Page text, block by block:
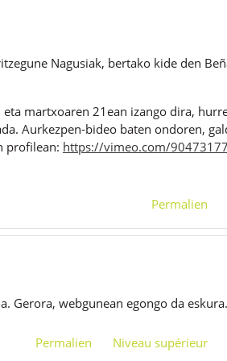
Nagusiak, bertako kide den
martxoaren 21ean izango dira,
Aurkezpen-bideo baten ondoren,
profilean: https://vimeo.com/
Permalien
Gerora, webgunean egongo da eskura.
Permalien Niveau supérieur